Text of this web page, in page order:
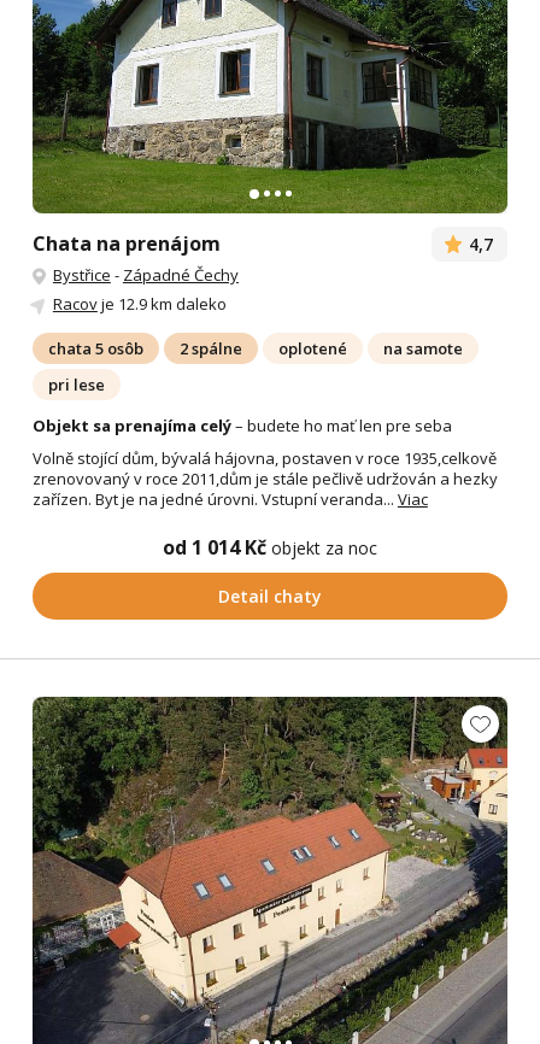
Chata na prenájom 4,7
Bystřice - Západné Čechy
Racovje 12.9 km daleko
chata 5 osôb 2 spálne oplotené
na samote
pri lese
Objekt sa prenajíma celý– budete ho mať len pre seba
Volně stojící dům, bývalá hájovna, postaven v roce 1935,celkově
zrenovovaný v roce 2011,dům je stále pečlivě udržován a hezky
zařízen. Byt je na jedné úrovni. Vstupní veranda... Viac
od 1 014 Kč objekt za noc
Detail chaty